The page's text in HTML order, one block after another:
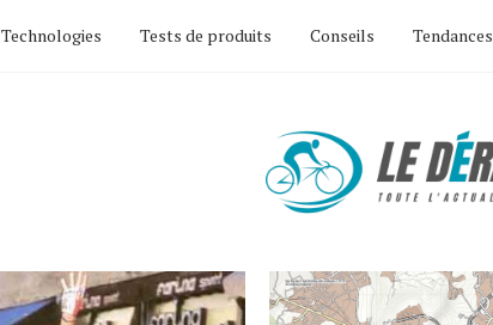
Technologies Tests de produits Conseils Tendances